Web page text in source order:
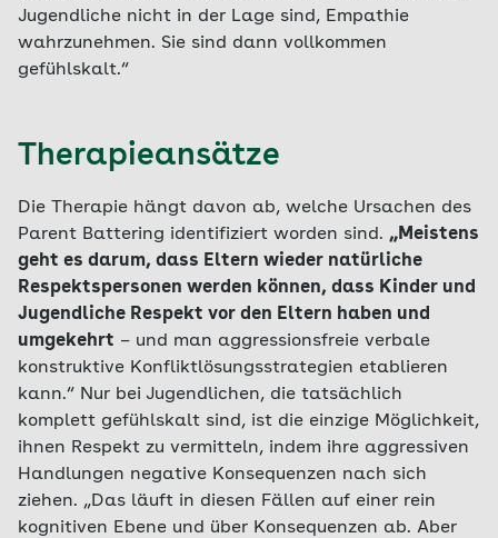
Jugendliche nicht in der Lage sind, Empathie
wahrzunehmen. Sie sind dann vollkommen
gefühlskalt.“
Therapieansätze
Die Therapie hängt davon ab, welche Ursachen des
Parent Battering identifiziert worden sind. „Meistens
geht es darum, dass Eltern wieder natürliche
Respektspersonen werden können, dass Kinder und
Jugendliche Respekt vor den Eltern haben und
umgekehrt – und man aggressionsfreie verbale
konstruktive Konfliktlösungsstrategien etablieren
kann.“ Nur bei Jugendlichen, die tatsächlich
komplett gefühlskalt sind, ist die einzige Möglichkeit,
ihnen Respekt zu vermitteln, indem ihre aggressiven
Handlungen negative Konsequenzen nach sich
ziehen. „Das läuft in diesen Fällen auf einer rein
kognitiven Ebene und über Konsequenzen ab. Aber